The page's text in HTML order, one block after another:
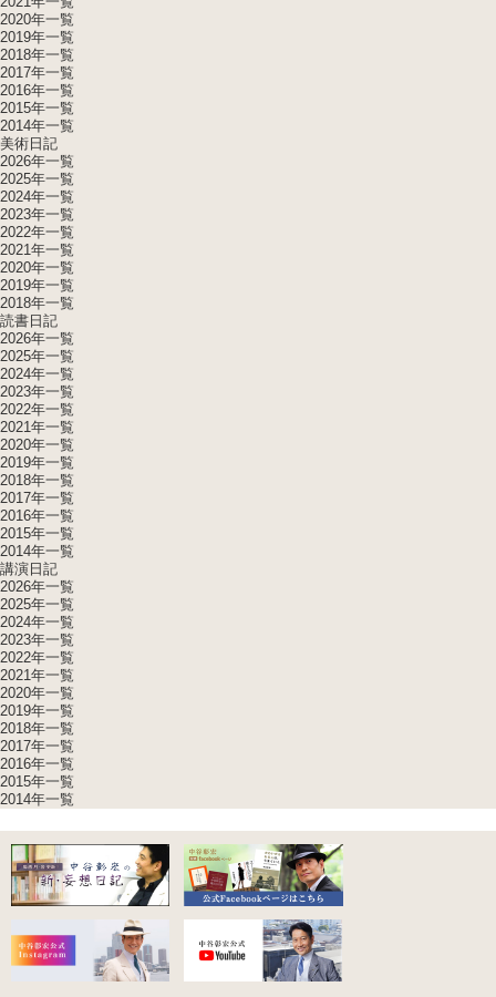
2020年一覧
2019年一覧
2018年一覧
2017年一覧
2016年一覧
2015年一覧
2014年一覧
美術日記
2026年一覧
2025年一覧
2024年一覧
2023年一覧
2022年一覧
2021年一覧
2020年一覧
2019年一覧
2018年一覧
読書日記
2026年一覧
2025年一覧
2024年一覧
2023年一覧
2022年一覧
2021年一覧
2020年一覧
2019年一覧
2018年一覧
2017年一覧
2016年一覧
2015年一覧
2014年一覧
講演日記
2026年一覧
2025年一覧
2024年一覧
2023年一覧
2022年一覧
2021年一覧
2020年一覧
2019年一覧
2018年一覧
2017年一覧
2016年一覧
2015年一覧
2014年一覧